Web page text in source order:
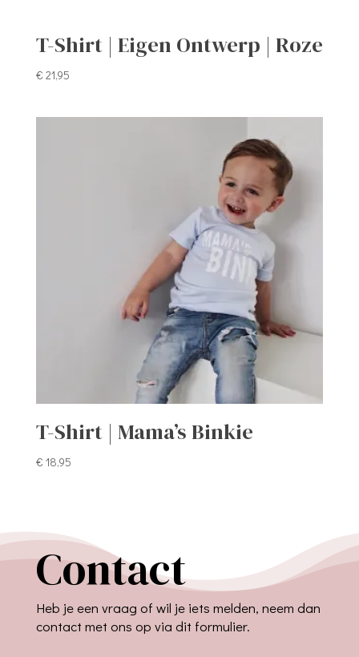
T-Shirt | Eigen Ontwerp | Roze
€ 21,95
T-Shirt | Mama’s Binkie
€ 18,95
Contact
Heb je een vraag of wil je iets melden, neem dan
contact met ons op via dit formulier.